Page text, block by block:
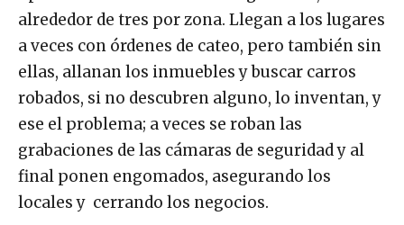
alrededor de tres por zona. Llegan a los lugares
a veces con órdenes de cateo, pero también sin
ellas, allanan los inmuebles y buscar carros
robados, si no descubren alguno, lo inventan, y
ese el problema; a veces se roban las
grabaciones de las cámaras de seguridad y al
final ponen engomados, asegurando los
locales y cerrando los negocios.